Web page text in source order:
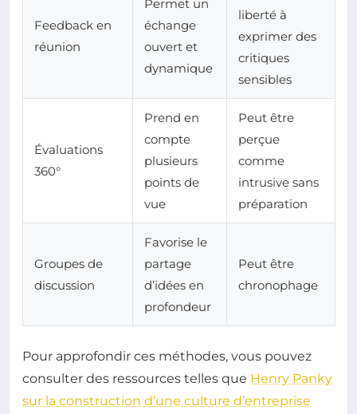
Feedback en
réunion
Permet un
échange
ouvert et
dynamique
liberté à
exprimer des
critiques
sensibles
Évaluations
360°
Prend en
compte
plusieurs
points de
vue
Peut être
perçue
comme
intrusive sans
préparation
Groupes de
discussion
Favorise le
partage
d’idées en
profondeur
Peut être
chronophage
Pour approfondir ces méthodes, vous pouvez
consulter des ressources telles que Henry Panky
sur la construction d’une culture d’entreprise